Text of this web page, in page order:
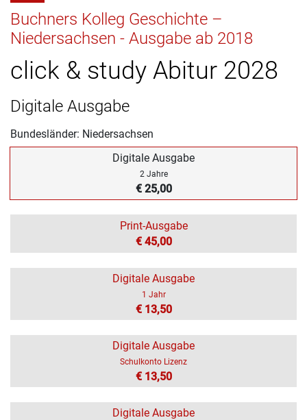
Buchners Kolleg Geschichte –
Niedersachsen - Ausgabe ab 2018
click & study Abitur 2028
Digitale Ausgabe
Bundesländer: Niedersachsen
Digitale Ausgabe
2 Jahre
€ 25,00
Print-Ausgabe
€ 45,00
Digitale Ausgabe
1 Jahr
€ 13,50
Digitale Ausgabe
Schulkonto Lizenz
€ 13,50
Digitale Ausgabe